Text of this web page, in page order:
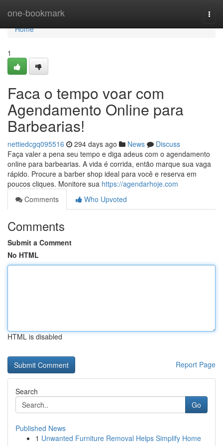
one-bookmark
Home
Home
1
Faca o tempo voar com
Agendamento Online para
Barbearias!
nettiedcgq095516 294 days ago News
Discuss
Faça valer a pena seu tempo e diga adeus com o agendamento
online para barbearias. A vida é corrida, então marque sua vaga
rápido. Procure a barber shop ideal para você e reserva em
poucos cliques. Monitore sua https://agendarhoje.com
Comments
Who Upvoted
Comments
Submit a Comment
No HTML
HTML is disabled
Report Page
Search
Go
Published News
1 Unwanted Furniture Removal Helps Simplify Home